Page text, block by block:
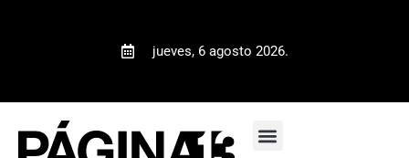
jueves, 6 agosto 2026.